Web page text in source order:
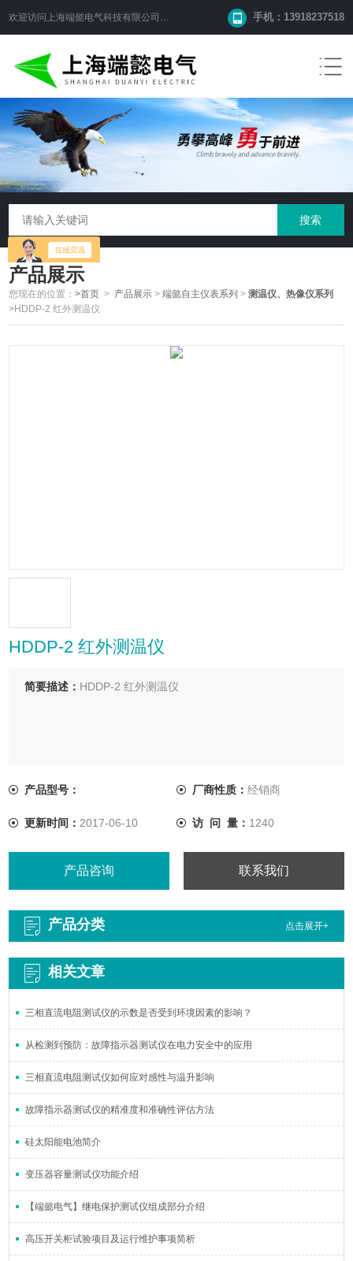
欢迎访问 上海端懿电气科技有限公司 网站！ 手机：13918237518
产品展示
您现在的位置：>首页 > 产品展示 >端懿自主仪表系列 >测温仪、热像仪系列
>HDDP-2 红外测温仪
HDDP-2 红外测温仪
简要描述： HDDP-2 红外测温仪
产品型号： 厂商性质： 经销商
更新时间： 2017-06-10 访 问 量： 1240
产品咨询 联系我们
产品分类 点击展开+
相关文章
三相直流电阻测试仪的示数是否受到环境因素的影响？
从检测到预防：故障指示器测试仪在电力安全中的应用
三相直流电阻测试仪如何应对感性与温升影响
故障指示器测试仪的精准度和准确性评估方法
硅太阳能电池简介
变压器容量测试仪功能介绍
【端懿电气】继电保护测试仪组成部分介绍
高压开关柜试验项目及运行维护事项简析